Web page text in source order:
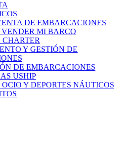
DE EMBARCACIONES
MI BARCO
CHARTER
Y GESTIÓN DE
DE EMBARCACIONES
USHIP
Y DEPORTES NÁUTICOS